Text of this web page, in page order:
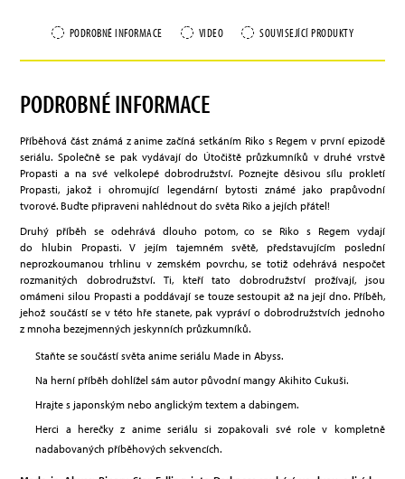
PODROBNÉ INFORMACE VIDEO SOUVISEJÍCÍ PRODUKTY
PODROBNÉ INFORMACE
Příběhová část známá z anime začíná setkáním Riko s Regem v první epizodě
seriálu. Společně se pak vydávají do Útočiště průzkumníků v druhé vrstvě
Propasti a na své velkolepé dobrodružství. Poznejte děsivou sílu prokletí
Propasti, jakož i ohromující legendární bytosti známé jako prapůvodní
tvorové. Buďte připraveni nahlédnout do světa Riko a jejích přátel!
Druhý příběh se odehrává dlouho potom, co se Riko s Regem vydají
do hlubin Propasti. V jejím tajemném světě, představujícím poslední
neprozkoumanou trhlinu v zemském povrchu, se totiž odehrává nespočet
rozmanitých dobrodružství. Ti, kteří tato dobrodružství prožívají, jsou
omámeni silou Propasti a poddávají se touze sestoupit až na její dno. Příběh,
jehož součástí se v této hře stanete, pak vypráví o dobrodružstvích jednoho
z mnoha bezejmenných jeskynních průzkumníků.
Staňte se součástí světa anime seriálu Made in Abyss.
Na herní příběh dohlížel sám autor původní mangy Akihito Cukuši.
Hrajte s japonským nebo anglickým textem a dabingem.
Herci a herečky z anime seriálu si zopakovali své role v kompletně
nadabovaných příběhových sekvencích.